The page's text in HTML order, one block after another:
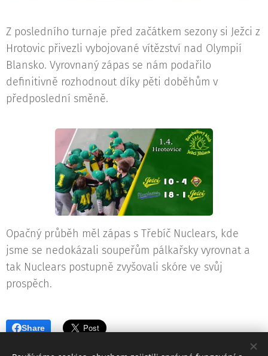
Z posledního turnaje před začátkem sezony si Ježci z
Hrotovic přivezli vybojované vítězství nad Olympií
Blansko. Vyrovnaný zápas se nám podařilo
definitivně rozhodnout díky pěti doběhům v
předposlední směně.
Opačný průběh měl zápas s Třebíč Nuclears, kde
jsme se nedokázali soupeřům pálkařsky vyrovnat a
tak Nuclears postupně zvyšovali skóre ve svůj
prospěch.
Share